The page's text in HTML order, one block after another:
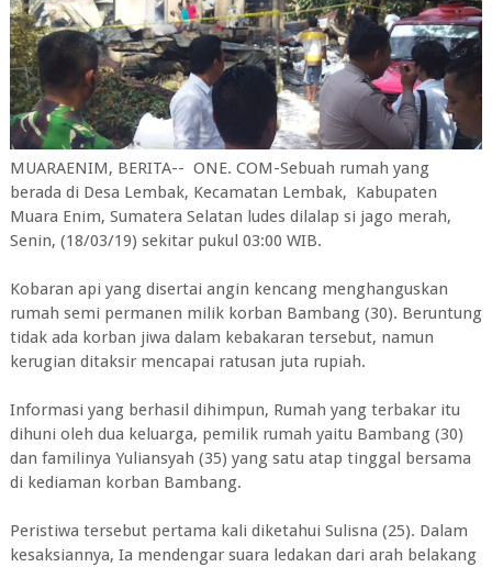
MUARAENIM, BERITA-- ONE. COM-Sebuah rumah yang
berada di Desa Lembak, Kecamatan Lembak, Kabupaten
Muara Enim, Sumatera Selatan ludes dilalap si jago merah,
Senin, (18/03/19) sekitar pukul 03:00 WIB.
Kobaran api yang disertai angin kencang menghanguskan
rumah semi permanen milik korban Bambang (30). Beruntung
tidak ada korban jiwa dalam kebakaran tersebut, namun
kerugian ditaksir mencapai ratusan juta rupiah.
Informasi yang berhasil dihimpun, Rumah yang terbakar itu
dihuni oleh dua keluarga, pemilik rumah yaitu Bambang (30)
dan familinya Yuliansyah (35) yang satu atap tinggal bersama
di kediaman korban Bambang.
Peristiwa tersebut pertama kali diketahui Sulisna (25). Dalam
kesaksiannya, Ia mendengar suara ledakan dari arah belakang